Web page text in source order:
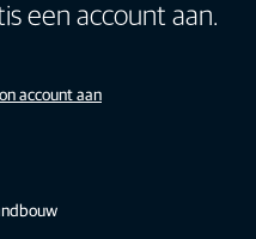
een account aan.
account aan